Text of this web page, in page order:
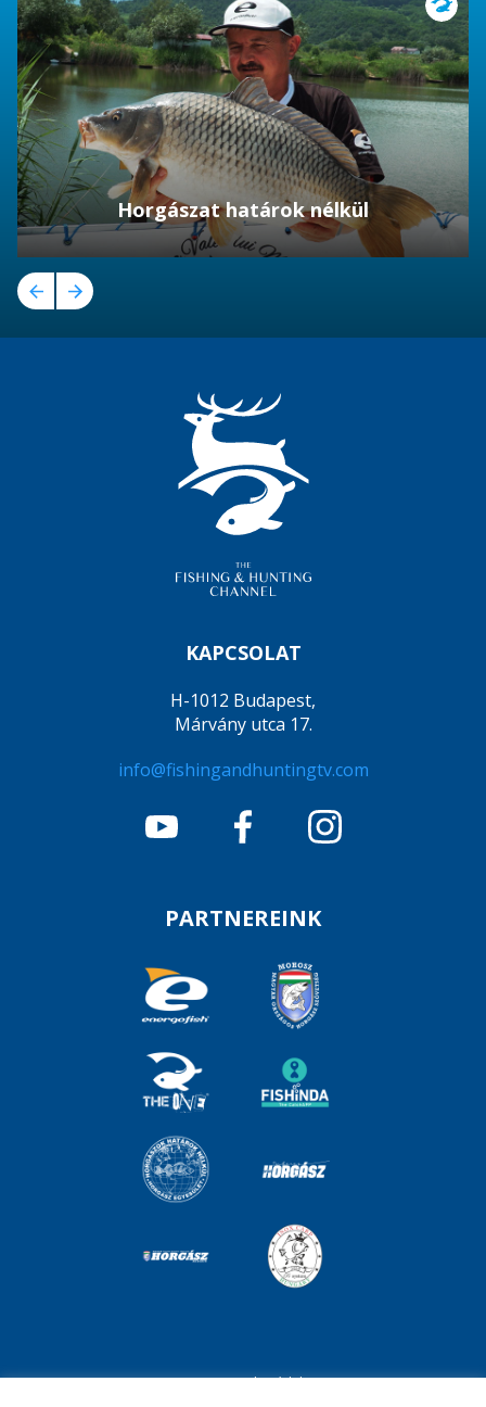
Horgászat határok nélkül
KAPCSOLAT
H-1012 Budapest,
Márvány utca 17.
info@fishingandhuntingtv.com
PARTNEREINK
Impresszum Adatvédelem